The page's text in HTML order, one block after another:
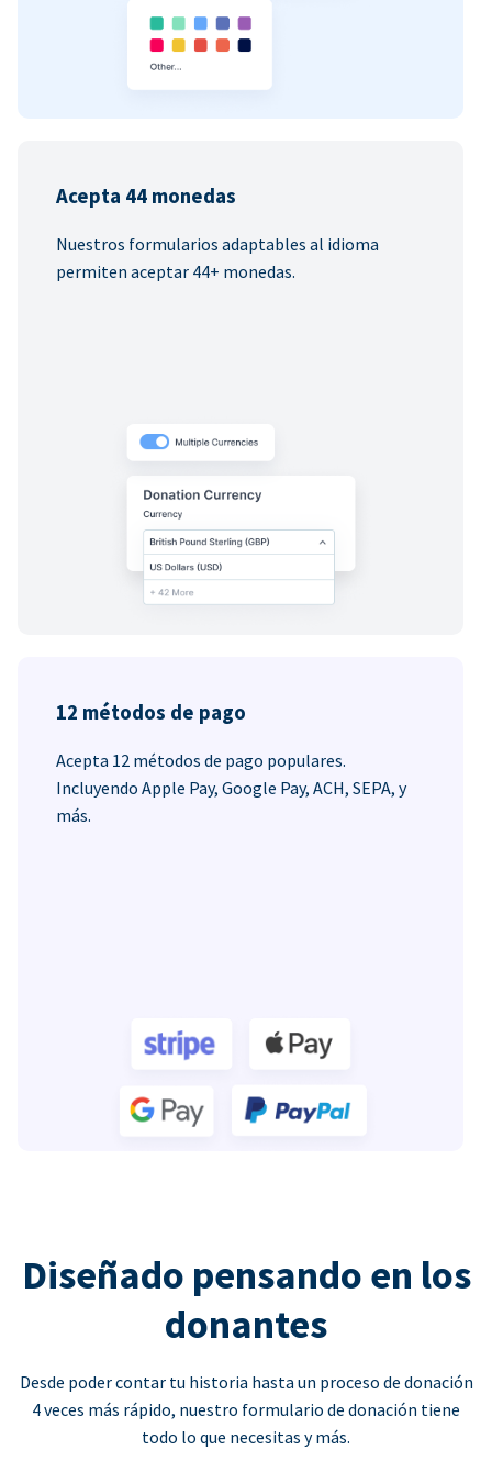
Acepta 44 monedas
Nuestros formularios adaptables al idioma
permiten aceptar 44+ monedas.
12 métodos de pago
Acepta 12 métodos de pago populares.
Incluyendo Apple Pay, Google Pay, ACH, SEPA, y
más.
Diseñado pensando en los
donantes
Desde poder contar tu historia hasta un proceso de donación
4 veces más rápido, nuestro formulario de donación tiene
todo lo que necesitas y más.